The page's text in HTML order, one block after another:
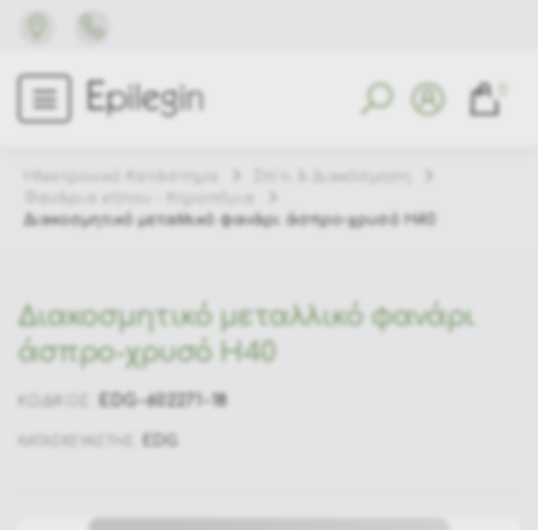
Διακοσμητικό μεταλλικό φανάρι άσπρο-χρυσό Η40
Διακοσμητικό μεταλλικό φανάρι
άσπρο-χρυσό Η40
EDG-602271-18
EDG